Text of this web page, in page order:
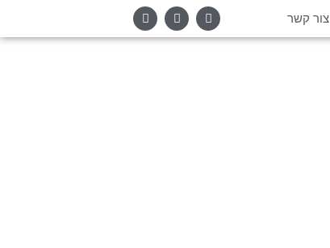
צור קשר